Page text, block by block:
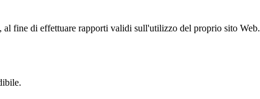
fine di effettuare rapporti validi sull'utilizzo del proprio sito Web.